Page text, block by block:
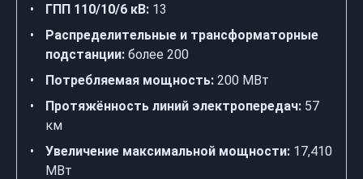
ГПП 110/10/6 кВ: 13
Распределительные и трансформаторные
подстанции: более 200
Потребляемая мощность: 200 МВт
Протяжённость линий электропередач: 57
км
Увеличение максимальной мощности: 17,410
МВт